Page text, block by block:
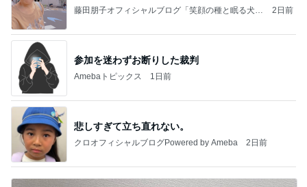
藤田朋子オフィシャルブログ「笑顔の種と眠る犬」
2日前
参加を迷わずお断りした裁判
Amebaトピックス 1日前
悲しすぎて立ち直れない。
クロオフィシャルブログPowered by Ameba 2日前